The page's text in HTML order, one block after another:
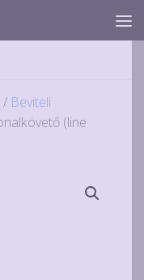
/ Beviteli
(line